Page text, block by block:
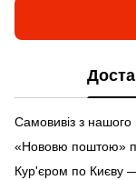
Самовивіз з
«Нововю поштою»
Кур'єром по Києву